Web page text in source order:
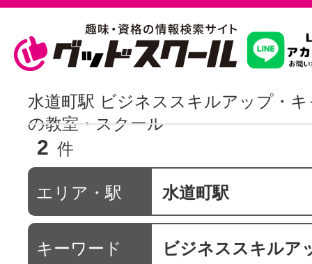
習いたいこ
駅・路線か
水道町駅 ビジネススキルアップ・
の教室・スクール
2 件
エリア・駅 水道町駅
キーワード ビジネススキルアップ・キ